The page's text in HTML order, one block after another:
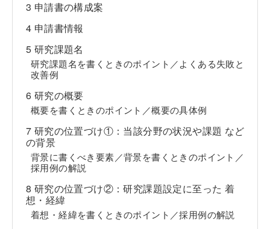
3 申請書の構成案
4 申請書情報
5 研究課題名
研究課題名を書くときのポイント／よくある失敗と
改善例
6 研究の概要
概要を書くときのポイント／概要の具体例
7 研究の位置づけ①：当該分野の状況や課題 など
の背景
背景に書くべき要素／背景を書くときのポイント／
採用例の解説
8 研究の位置づけ②：研究課題設定に至った 着
想・経緯
着想・経緯を書くときのポイント／採用例の解説